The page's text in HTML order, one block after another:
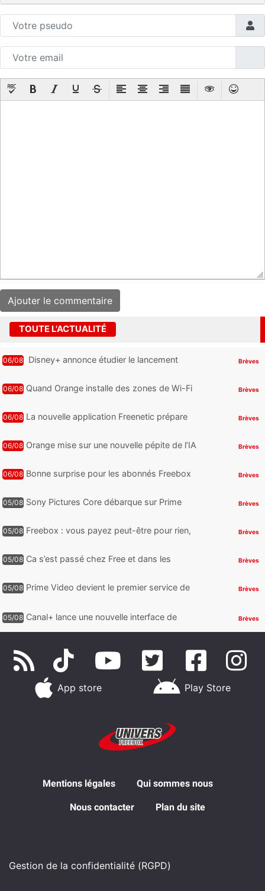
TOUTE L'ACTUALITÉ
06/08
Disney+ annonce étudier le lancement
Brèves
06/08 Quand Orange installe des zones de Wi-Fi
Brèves
06/08 La nouvelle application Freenetic prépare
Brèves
06/08 Orange mise sur une nouvelle pépite de l’IA Brèves
06/08 Bonne surprise pour les abonnés Freebox
Brèves
05/08 Sony Pictures Core débarque sur Prime
Brèves
05/08 Freebox : vous payez peut-être pour rien,
Brèves
05/08 Ca s’est passé chez Free et dans les
Brèves
05/08 Prime Video devient le premier service de
Brèves
05/08 Canal+ lance une nouvelle interface de
Brèves
App store Play Store
Mentions légales Qui sommes nous
Nous contacter Plan du site
Gestion de la confidentialité (RGPD)